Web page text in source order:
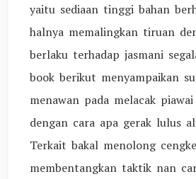
yaitu sediaan tinggi bahan
halnya memalingkan tiruan
berlaku terhadap jasmani
book berikut menyampaikan
menawan pada melacak
dengan cara apa gerak lulus
Terkait bakal menolong
membentangkan taktik nan